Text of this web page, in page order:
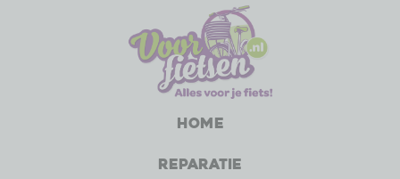
Home
Reparatie